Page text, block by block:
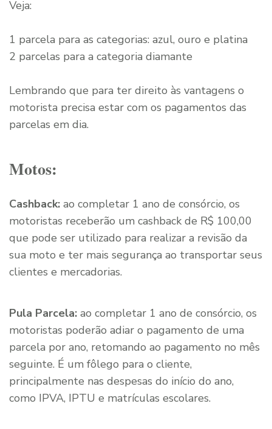
Veja:
1 parcela para as categorias: azul, ouro e platina
2 parcelas para a categoria diamante
Lembrando que para ter direito às vantagens o
motorista precisa estar com os pagamentos das
parcelas em dia.
Motos:
Cashback: ao completar 1 ano de consórcio, os
motoristas receberão um cashback de R$ 100,00
que pode ser utilizado para realizar a revisão da
sua moto e ter mais segurança ao transportar seus
clientes e mercadorias.
Pula Parcela: ao completar 1 ano de consórcio, os
motoristas poderão adiar o pagamento de uma
parcela por ano, retomando ao pagamento no mês
seguinte. É um fôlego para o cliente,
principalmente nas despesas do início do ano,
como IPVA, IPTU e matrículas escolares.